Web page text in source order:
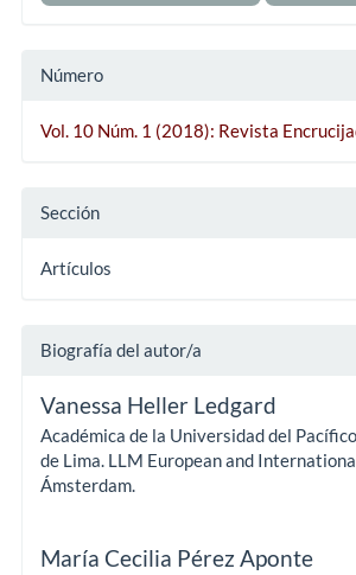
Número
Vol. 10 Núm. 1 (2018): Revista
Sección
Artículos
Biografía del autor/a
Vanessa Heller Ledgard
Académica de la Universidad del
de Lima. LLM European and
Ámsterdam.
María Cecilia Pérez Aponte